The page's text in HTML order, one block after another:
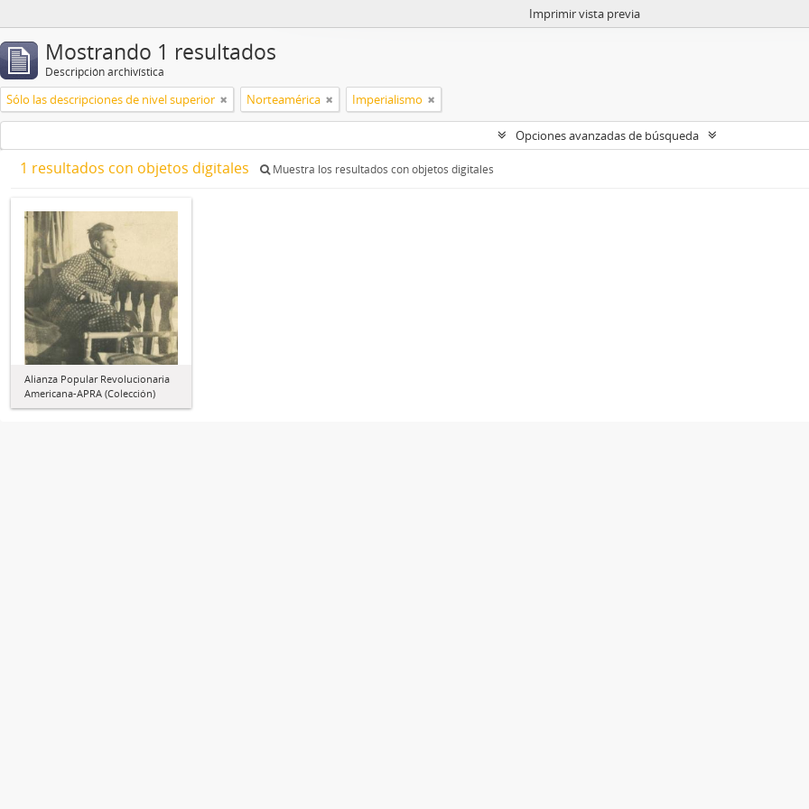
Imprimir vista previa
Mostrando 1 resultados
Descripción archivística
Sólo las descripciones de nivel superior Norteamérica Imperialismo
Opciones avanzadas de búsqueda
1 resultados con objetos digitales Muestra los resultados con objetos digitales
Alianza Popular Revolucionaria
Americana-APRA (Colección)